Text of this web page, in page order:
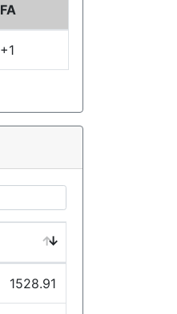
FA
+1
1528.91